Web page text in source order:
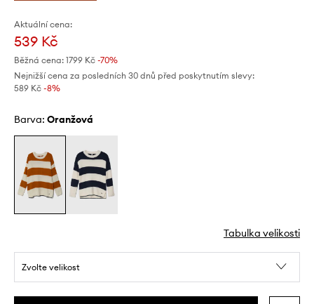
Aktuální cena:
539 Kč
Běžná cena: 1799 Kč -70%
Nejnižší cena za posledních 30 dnů před poskytnutím slevy:
589 Kč -8%
Barva: oranžová
Tabulka velikosti
Zvolte velikost